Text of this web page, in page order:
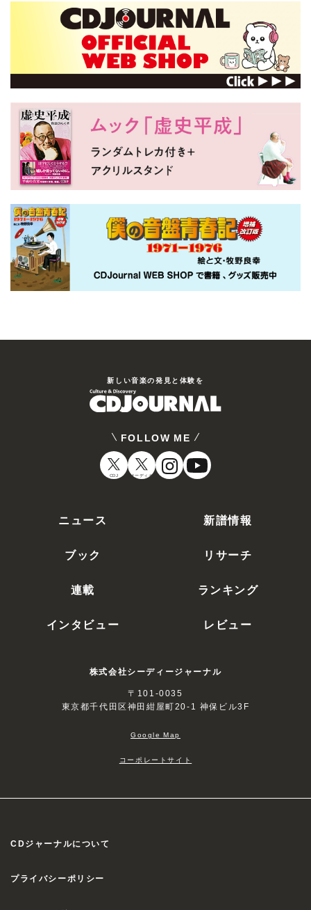
新しい⾳楽の発⾒と体験を
FOLLOW ME
CDJ オーディオ
ニュース 新譜情報
ブック リサーチ
連載 ランキング
インタビュー レビュー
株式会社シーディージャーナル
〒101-0035
東京都千代田区神田紺屋町20-1 神保ビル3F
Google Map
コーポレートサイト
CDジャーナルについて
プライバシーポリシー